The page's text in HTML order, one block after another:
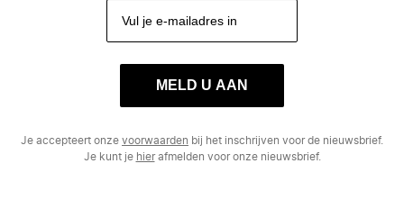
MELD U AAN
Je accepteert onze voorwaarden bij het inschrijven voor de nieuwsbrief.
Je kunt je hierafmelden voor onze nieuwsbrief.